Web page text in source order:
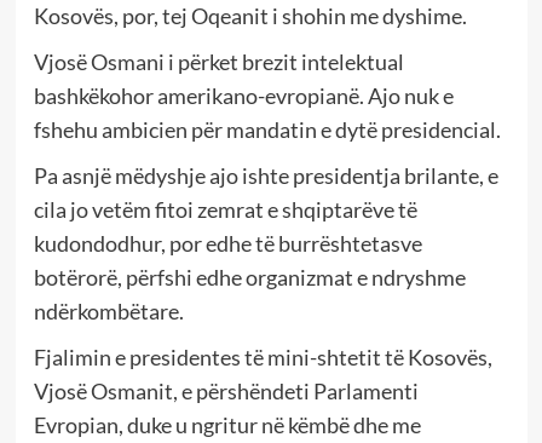
Kosovës, por, tej Oqeanit i shohin me dyshime.
Vjosë Osmani i përket brezit intelektual
bashkëkohor amerikano-evropianë. Ajo nuk e
fshehu ambicien për mandatin e dytë presidencial.
Pa asnjë mëdyshje ajo ishte presidentja brilante, e
cila jo vetëm fitoi zemrat e shqiptarëve të
kudondodhur, por edhe të burrështetasve
botërorë, përfshi edhe organizmat e ndryshme
ndërkombëtare.
Fjalimin e presidentes të mini-shtetit të Kosovës,
Vjosë Osmanit, e përshëndeti Parlamenti
Evropian, duke u ngritur në këmbë dhe me